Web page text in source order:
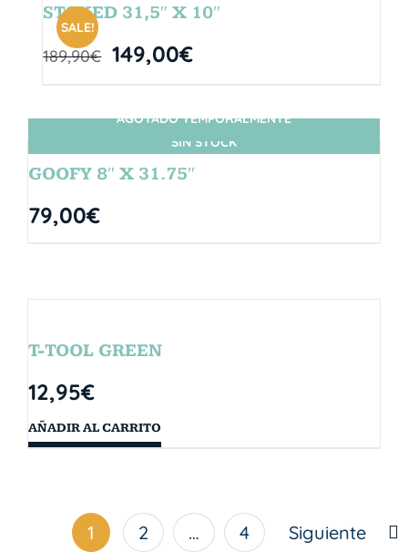
SALE!
STOKED 31,5″ X 10″
189,90€ 149,00€
SIN STOCK
AGOTADO TEMPORALMENTE
GOOFY 8″ X 31.75″
79,00€
T-TOOL GREEN
12,95€
AÑADIR AL CARRITO
1 2 … 4 Siguiente